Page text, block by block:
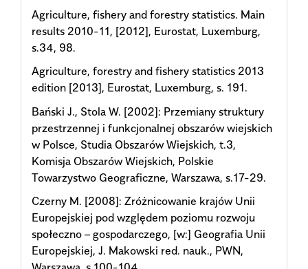
Agriculture, fishery and forestry statistics. Main
results 2010-11, [2012], Eurostat, Luxemburg,
s.34, 98.
Agriculture, forestry and fishery statistics 2013
edition [2013], Eurostat, Luxemburg, s. 191.
Bański J., Stola W. [2002]: Przemiany struktury
przestrzennej i funkcjonalnej obszarów wiejskich
w Polsce, Studia Obszarów Wiejskich, t.3,
Komisja Obszarów Wiejskich, Polskie
Towarzystwo Geograficzne, Warszawa, s.17-29.
Czerny M. [2008]: Zróżnicowanie krajów Unii
Europejskiej pod względem poziomu rozwoju
społeczno – gospodarczego, [w:] Geografia Unii
Europejskiej, J. Makowski red. nauk., PWN,